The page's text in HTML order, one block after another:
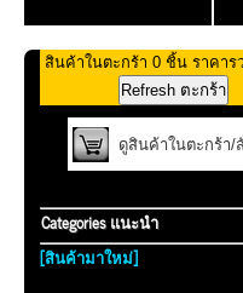
สินค้าในตะกร้า 0 ชิ้น ราคาร
ดูสินค้าในตะกร้า/
Categories แนะนำ
[สินค้ามาใหม่]